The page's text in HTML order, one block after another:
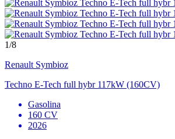
1/8
Renault Symbioz
Techno E-Tech full hybr 117kW (160CV)
Gasolina
160 CV
2026